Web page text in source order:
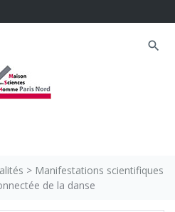
search
> Manifestations scientifiques
de la danse